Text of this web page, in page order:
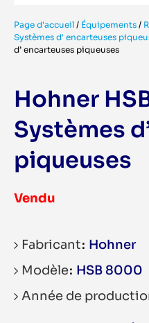
Page d'accueil / Équipements /
Systèmes d' encarteuses
d’ encarteuses piqueuses
Hohner
Systèmes
piqueuses
Vendu
Fabricant Hohner
Modèle HSB 8000
Année de